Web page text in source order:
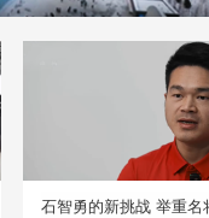
石智勇的新挑战 举重名